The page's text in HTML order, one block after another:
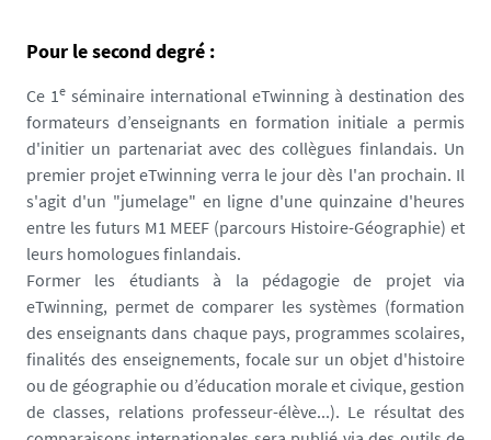
8
4
1
7
6
-
j
p
g
Pour le second degré :
Ce 1e séminaire international eTwinning à destination des
formateurs d’enseignants en formation initiale a permis
d'initier un partenariat avec des collègues finlandais. Un
premier projet eTwinning verra le jour dès l'an prochain. Il
s'agit d'un "jumelage" en ligne d'une quinzaine d'heures
entre les futurs M1 MEEF (parcours Histoire-Géographie) et
leurs homologues finlandais.
Former les étudiants à la pédagogie de projet via
eTwinning, permet de comparer les systèmes (formation
des enseignants dans chaque pays, programmes scolaires,
finalités des enseignements, focale sur un objet d'histoire
ou de géographie ou d’éducation morale et civique, gestion
de classes, relations professeur-élève...). Le résultat des